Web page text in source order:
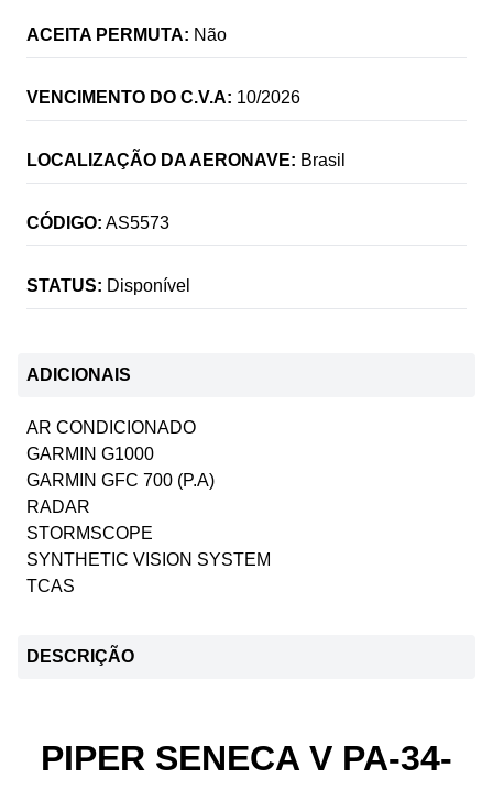
ACEITA PERMUTA: Não
VENCIMENTO DO C.V.A: 10/2026
LOCALIZAÇÃO DA AERONAVE: Brasil
CÓDIGO: AS5573
STATUS: Disponível
ADICIONAIS
AR CONDICIONADO
GARMIN G1000
GARMIN GFC 700 (P.A)
RADAR
STORMSCOPE
SYNTHETIC VISION SYSTEM
TCAS
DESCRIÇÃO
PIPER SENECA V PA-34-